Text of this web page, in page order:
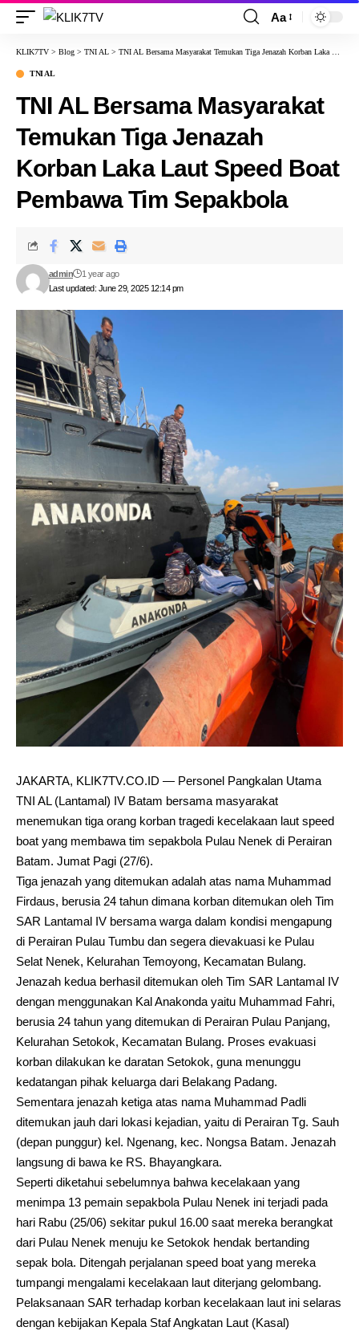
Aa
KLIK7TV > Blog > TNI AL > TNI AL Bersama Masyarakat Temukan Tiga Jenazah Korban Laka Laut Speed Boat Pembawa Tim Sepakbola
TNI AL
TNI AL Bersama Masyarakat
Temukan Tiga Jenazah
Korban Laka Laut Speed Boat
Pembawa Tim Sepakbola
Last updated: June 29, 2025 12:14 pm
admin 1 year ago
JAKARTA, KLIK7TV.CO.ID — Personel Pangkalan Utama
TNI AL (Lantamal) IV Batam bersama masyarakat
menemukan tiga orang korban tragedi kecelakaan laut speed
boat yang membawa tim sepakbola Pulau Nenek di Perairan
Batam. Jumat Pagi (27/6).
Tiga jenazah yang ditemukan adalah atas nama Muhammad
Firdaus, berusia 24 tahun dimana korban ditemukan oleh Tim
SAR Lantamal IV bersama warga dalam kondisi mengapung
di Perairan Pulau Tumbu dan segera dievakuasi ke Pulau
Selat Nenek, Kelurahan Temoyong, Kecamatan Bulang.
Jenazah kedua berhasil ditemukan oleh Tim SAR Lantamal IV
dengan menggunakan Kal Anakonda yaitu Muhammad Fahri,
berusia 24 tahun yang ditemukan di Perairan Pulau Panjang,
Kelurahan Setokok, Kecamatan Bulang. Proses evakuasi
korban dilakukan ke daratan Setokok, guna menunggu
kedatangan pihak keluarga dari Belakang Padang.
Sementara jenazah ketiga atas nama Muhammad Padli
ditemukan jauh dari lokasi kejadian, yaitu di Perairan Tg. Sauh
(depan punggur) kel. Ngenang, kec. Nongsa Batam. Jenazah
langsung di bawa ke RS. Bhayangkara.
Seperti diketahui sebelumnya bahwa kecelakaan yang
menimpa 13 pemain sepakbola Pulau Nenek ini terjadi pada
hari Rabu (25/06) sekitar pukul 16.00 saat mereka berangkat
dari Pulau Nenek menuju ke Setokok hendak bertanding
sepak bola. Ditengah perjalanan speed boat yang mereka
tumpangi mengalami kecelakaan laut diterjang gelombang.
Pelaksanaan SAR terhadap korban kecelakaan laut ini selaras
dengan kebijakan Kepala Staf Angkatan Laut (Kasal)